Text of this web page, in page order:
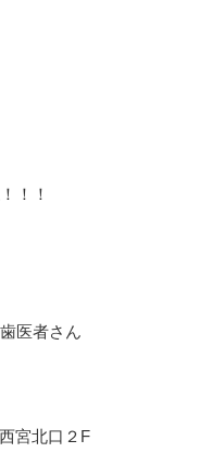
！！
医者さん
宮北口２F